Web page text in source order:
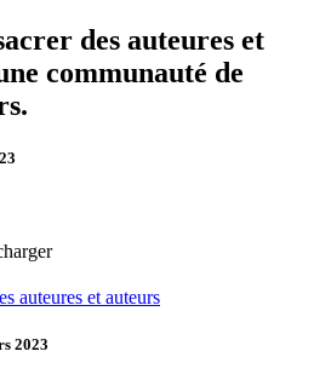
des auteures et
communauté de
auteures et auteurs
2023